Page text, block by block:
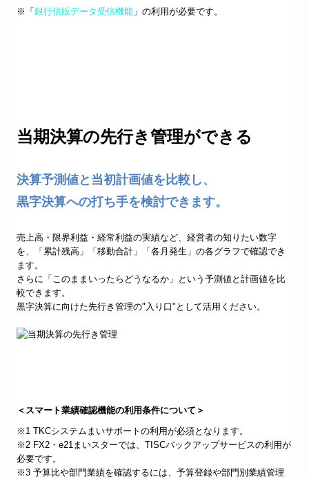
※「銀行信販データ受信機能 」の利用が必要です。
当期決算の先行き管理ができる
決算予測値と当初計画値を比較し、
黒字決算への打ち手を検討できます。
売上高・限界利益・経常利益の実績など、経営者の知りたい数字
を、「累計残高」「移動合計」「各月発生」の各グラフで確認でき
ます。
さらに「このままいったらどうなるか」という予測値と計画値を比
較できます。
黒字決算に向けた先行き管理の"入り口"として活用ください。
＜スマート業績確認機能の利用条件について＞
※1 TKCシステムまいサポートの利用が必須となります。
※2 FX2・e21まいスターでは、TISCバックアップサービスの利用が
必要です。
※3 予算比や部門業績を確認するには、予算登録や部門別業績管理